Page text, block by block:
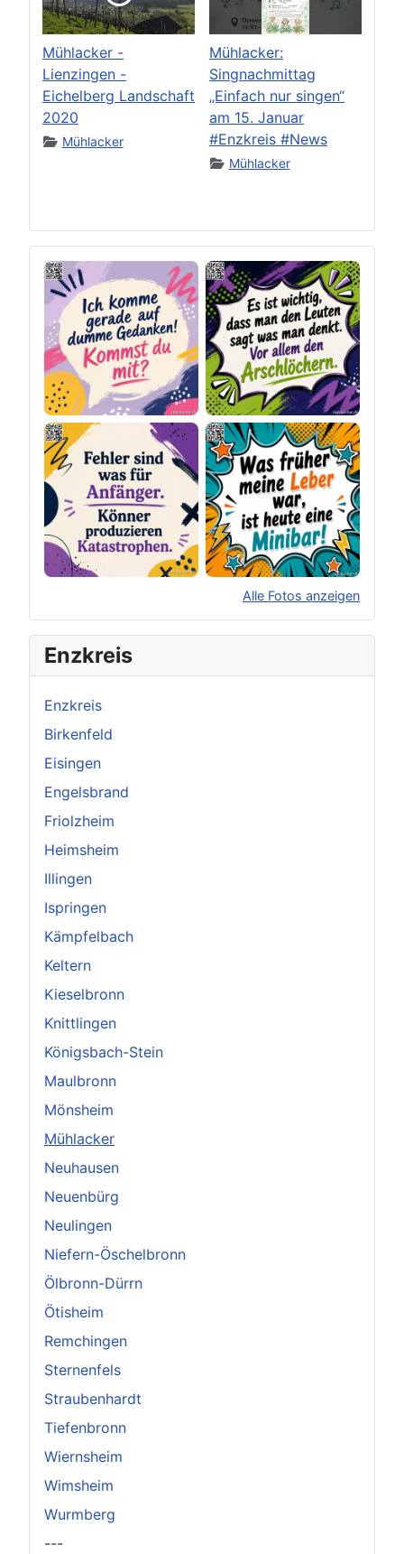
Mühlacker -
Lienzingen -
Eichelberg Landschaft
2020
Mühlacker
Mühlacker:
Singnachmittag
„Einfach nur singen“
am 15. Januar
#Enzkreis #News
Mühlacker
Alle Fotos anzeigen
Original herunterladen
Enzkreis
Enzkreis
Birkenfeld
Eisingen
Engelsbrand
Friolzheim
Heimsheim
Illingen
Ispringen
Kämpfelbach
Keltern
Kieselbronn
Knittlingen
Königsbach-Stein
Maulbronn
Mönsheim
Mühlacker
Neuhausen
Neuenbürg
Neulingen
Niefern-Öschelbronn
Ölbronn-Dürrn
Ötisheim
Remchingen
Sternenfels
Straubenhardt
Tiefenbronn
Wiernsheim
Wimsheim
Wurmberg
---